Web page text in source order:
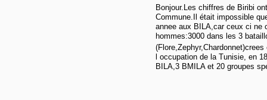
Bonjour.Les chiffres de Biribi
Commune.Il était impossible
annee aux BILA,car ceux ci ne
hommes:3000 dans les 3
l occupation de la Tunisie, en
BILA,3 BMILA et 20 groupes